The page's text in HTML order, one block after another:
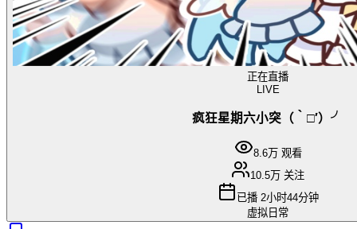
正在直播
LIVE
疯狂星期六小突（‵□′）╯
8.6万 观看
10.5万 关注
已播 2小时44分钟
虚拟日常